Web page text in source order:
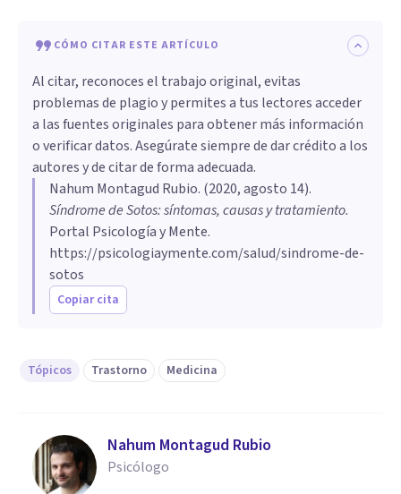
CÓMO CITAR ESTE ARTÍCULO
Al citar, reconoces el trabajo original, evitas
problemas de plagio y permites a tus lectores acceder
a las fuentes originales para obtener más información
o verificar datos. Asegúrate siempre de dar crédito a los
autores y de citar de forma adecuada.
Nahum Montagud Rubio. (2020, agosto 14).
Síndrome de Sotos: síntomas, causas y tratamiento.
Portal Psicología y Mente.
https://psicologiaymente.com/salud/sindrome-de-
sotos
Copiar cita
Tópicos Trastorno Medicina
Nahum Montagud Rubio
Psicólogo